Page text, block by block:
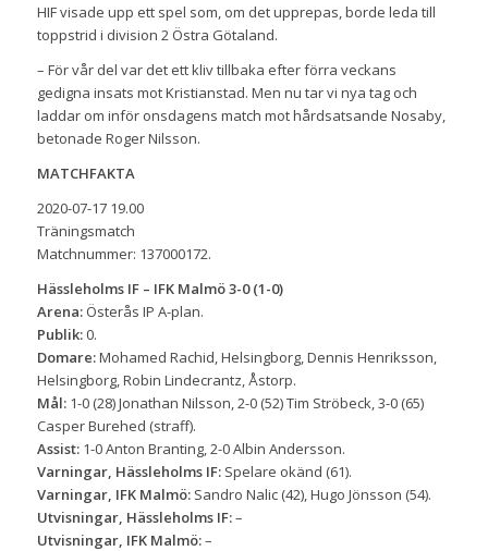
HIF visade upp ett spel som, om det upprepas, borde leda till
toppstrid i division 2 Östra Götaland.
– För vår del var det ett kliv tillbaka efter förra veckans
gedigna insats mot Kristianstad. Men nu tar vi nya tag och
laddar om inför onsdagens match mot hårdsatsande Nosaby,
betonade Roger Nilsson.
MATCHFAKTA
2020-07-17 19.00
Träningsmatch
Matchnummer: 137000172.
Hässleholms IF – IFK Malmö 3-0 (1-0)
Arena:Österås IP A-plan.
Publik:0.
Domare:Mohamed Rachid, Helsingborg, Dennis Henriksson,
Helsingborg, Robin Lindecrantz, Åstorp.
Mål:1-0 (28) Jonathan Nilsson, 2-0 (52) Tim Ströbeck, 3-0 (65)
Casper Burehed (straff).
Assist:1-0 Anton Branting, 2-0 Albin Andersson.
Varningar, Hässleholms IF:Spelare okänd (61).
Varningar, IFK Malmö:Sandro Nalic (42), Hugo Jönsson (54).
Utvisningar, Hässleholms IF:–
Utvisningar, IFK Malmö:–